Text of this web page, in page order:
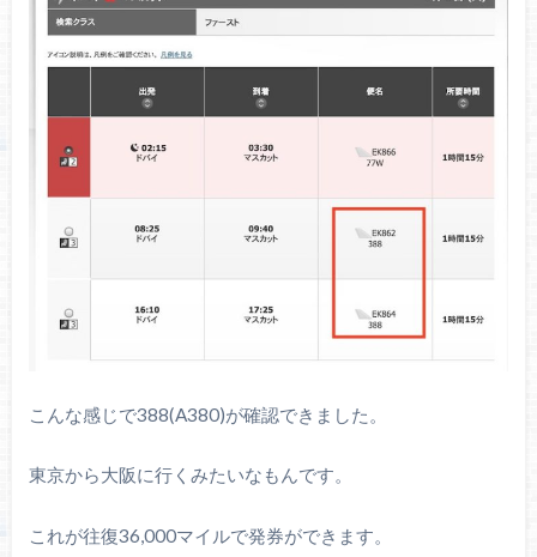
こんな感じで388(A380)が確認できました。
東京から大阪に行くみたいなもんです。
これが往復36,000マイルで発券ができます。